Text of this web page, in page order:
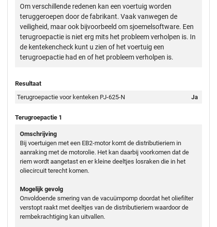
Om verschillende redenen kan een voertuig worden
teruggeroepen door de fabrikant. Vaak vanwegen de
veiligheid, maar ook bijvoorbeeld om sjoemelsoftware. Een
terugroepactie is niet erg mits het probleem verholpen is. In
de kentekencheck kunt u zien of het voertuig een
terugroepactie had en of het probleem verholpen is.
Resultaat
Terugroepactie voor kenteken PJ-625-N
Ja
Terugroepactie 1
Omschrijving
Bij voertuigen met een EB2-motor komt de distributieriem in
aanraking met de motorolie. Het kan daarbij voorkomen dat de
riem wordt aangetast en er kleine deeltjes losraken die in het
oliecircuit terecht komen.
Mogelijk gevolg
Onvoldoende smering van de vacuümpomp doordat het oliefilter
verstopt raakt met deeltjes van de distributieriem waardoor de
rembekrachtiging kan uitvallen.